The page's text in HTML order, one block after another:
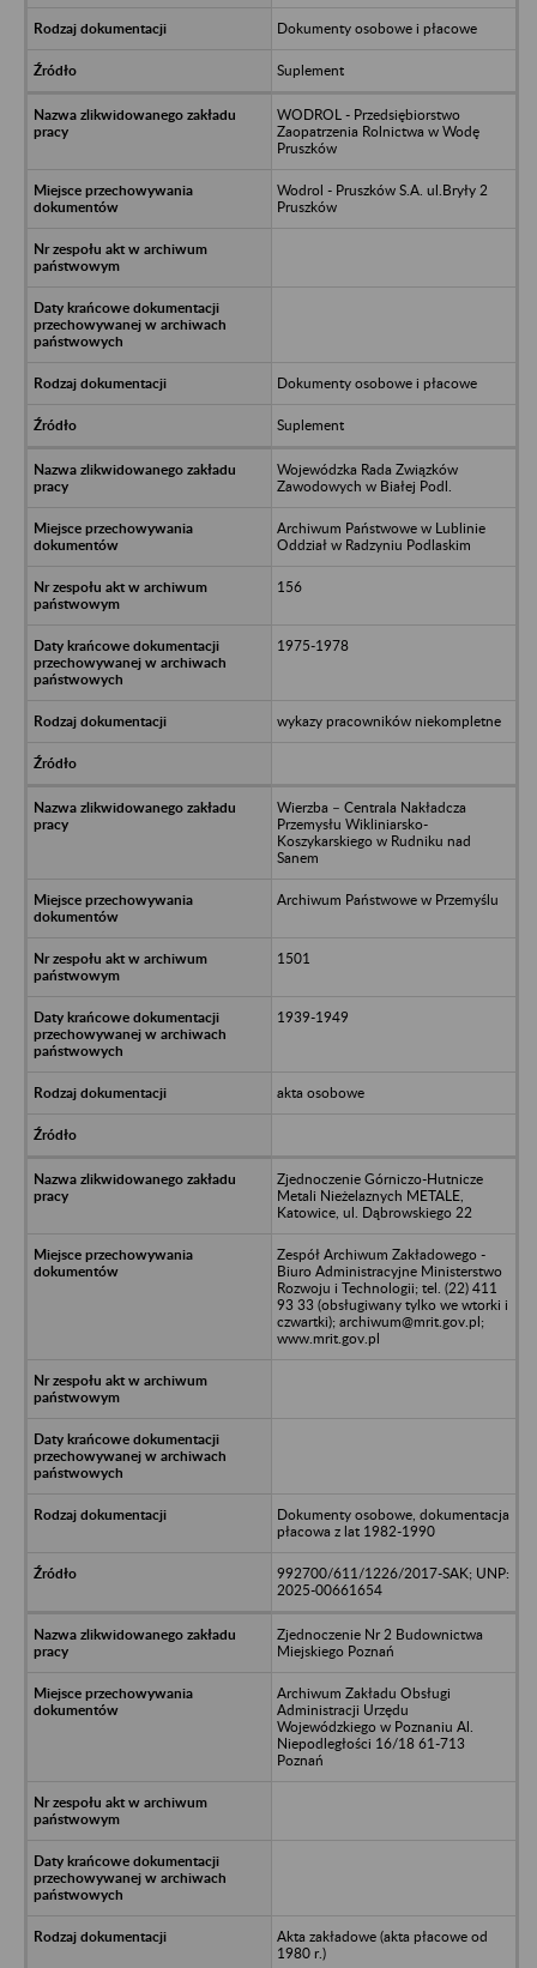
Dokumenty osobowe i płacowe
Suplement
WODROL - Przedsiębiorstwo
Zaopatrzenia Rolnictwa w Wodę
Pruszków
Wodrol - Pruszków S.A. ul.Bryły 2
Pruszków
Dokumenty osobowe i płacowe
Suplement
Wojewódzka Rada Związków
Zawodowych w Białej Podl.
Archiwum Państwowe w Lublinie
Oddział w Radzyniu Podlaskim
156
1975-1978
wykazy pracowników niekompletne
Wierzba – Centrala Nakładcza
Przemysłu Wikliniarsko-
Koszykarskiego w Rudniku nad
Sanem
Archiwum Państwowe w Przemyślu
1501
1939-1949
akta osobowe
Zjednoczenie Górniczo-Hutnicze
Metali Nieżelaznych METALE,
Katowice, ul. Dąbrowskiego 22
Zespół Archiwum Zakładowego -
Biuro Administracyjne Ministerstwo
Rozwoju i Technologii; tel. (22) 411
93 33 (obsługiwany tylko we wtorki i
czwartki); archiwum@mrit.gov.pl;
www.mrit.gov.pl
Dokumenty osobowe, dokumentacja
płacowa z lat 1982-1990
992700/611/1226/2017-SAK; UNP:
2025-00661654
Zjednoczenie Nr 2 Budownictwa
Miejskiego Poznań
Archiwum Zakładu Obsługi
Administracji Urzędu
Wojewódzkiego w Poznaniu Al.
Niepodległości 16/18 61-713
Poznań
Akta zakładowe (akta płacowe od
1980 r.)